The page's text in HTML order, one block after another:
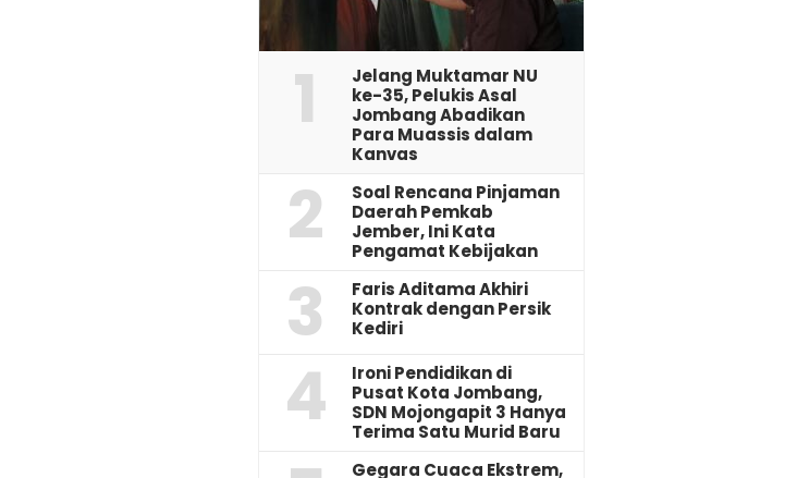
1
Jelang Muktamar NU
ke-35, Pelukis Asal
Jombang Abadikan
Para Muassis dalam
Kanvas
2
‎Soal Rencana Pinjaman
Daerah Pemkab
Jember, Ini Kata
Pengamat Kebijakan ‎
3
Faris Aditama Akhiri
Kontrak dengan Persik
Kediri
4
Ironi Pendidikan di
Pusat Kota Jombang,
SDN Mojongapit 3 Hanya
Terima Satu Murid Baru
‎Gegara Cuaca Ekstrem,